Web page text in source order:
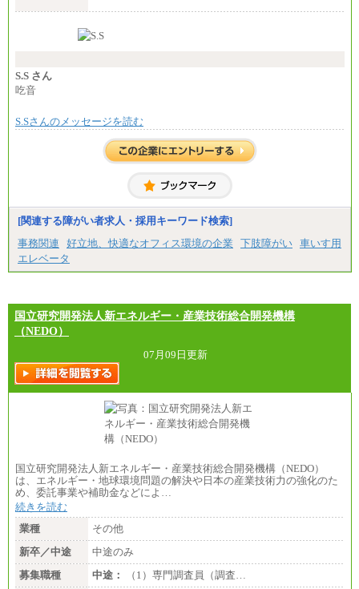
S.S さん
吃音
S.Sさんのメッセージを読む
[関連する障がい者求人・採用キーワード検索]
事務関連
好立地、快適なオフィス環境の企業 下肢障がい 車いす用
エレベータ
国立研究開発法人新エネルギー・産業技術総合開発機構
（NEDO）
07月09日更新
国立研究開発法人新エネルギー・産業技術総合開発機構（NEDO）
は、エネルギー・地球環境問題の解決や日本の産業技術力の強化のた
め、委託事業や補助金などによ…
続きを読む
業種
その他
新卒／中途
中途のみ
募集職種
中途：
（1）専門調査員（調査…